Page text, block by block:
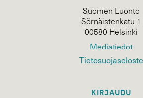
Suomen Luonto
Sörnäistenkatu 1
00580 Helsinki
Mediatiedot
Tietosuojaseloste
KIRJAUDU